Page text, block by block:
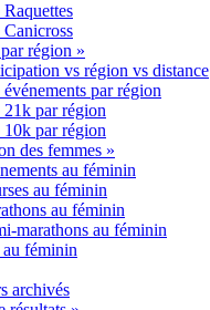
Canicross
région »
vs région vs distance
par région
21k par région
10k par région
des femmes »
au féminin
au féminin
au féminin
marathons au féminin
féminin
archivés